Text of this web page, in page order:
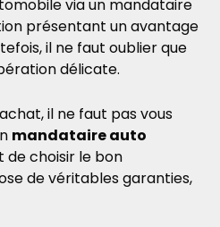
via un mandataire
présentant un avantage
il ne faut oublier que
délicate.
il ne faut pas vous
mandataire auto
de choisir le bon
de véritables garanties,